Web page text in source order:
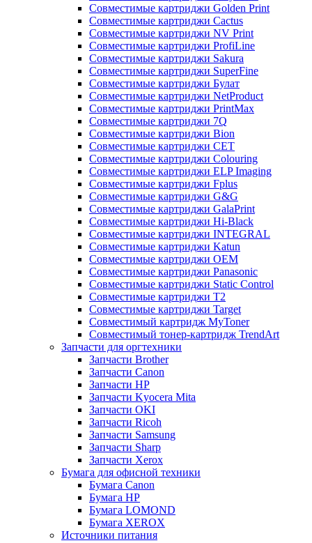
Совместимые картриджи Golden Print
Совместимые картриджи Cactus
Совместимые картриджи NV Print
Совместимые картриджи ProfiLine
Совместимые картриджи Sakura
Совместимые картриджи SuperFine
Совместимые картриджи Булат
Совместимые картриджи NetProduct
Совместимые картриджи PrintMax
Совместимые картриджи 7Q
Совместимые картриджи Bion
Совместимые картриджи CET
Совместимые картриджи Colouring
Совместимые картриджи ELP Imaging
Совместимые картриджи Fplus
Совместимые картриджи G&G
Совместимые картриджи GalaPrint
Совместимые картриджи Hi-Black
Совместимые картриджи INTEGRAL
Совместимые картриджи Katun
Совместимые картриджи OEM
Совместимые картриджи Panasonic
Совместимые картриджи Static Control
Совместимые картриджи T2
Совместимые картриджи Target
Совместимый картридж MyToner
Совместимый тонер-картридж TrendArt
Запчасти для оргтехники
Запчасти Brother
Запчасти Canon
Запчасти HP
Запчасти Kyocera Mita
Запчасти OKI
Запчасти Ricoh
Запчасти Samsung
Запчасти Sharp
Запчасти Xerox
Бумага для офисной техники
Бумага Canon
Бумага HP
Бумага LOMOND
Бумага XEROX
Источники питания